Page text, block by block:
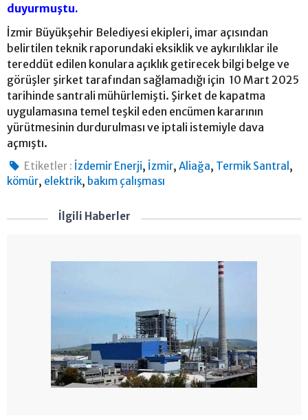
duyurmuştu.
İzmir Büyükşehir Belediyesi ekipleri, imar açısından
belirtilen teknik raporundaki eksiklik ve aykırılıklar ile
tereddüt edilen konulara açıklık getirecek bilgi belge ve
görüşler şirket tarafından sağlamadığı için 10 Mart 2025
tarihinde santrali mühürlemişti. Şirket de kapatma
uygulamasına temel teşkil eden encümen kararının
yürütmesinin durdurulması ve iptali istemiyle dava
açmıştı.
Etiketler : İzdemir Enerji, İzmir,Aliağa, Termik Santral ,
kömür, elektrik, bakım çalışması
İlgili Haberler